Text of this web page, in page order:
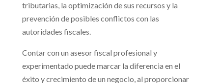
tributarias, la optimización de sus recursos y la
prevención de posibles conflictos con las
autoridades fiscales.
Contar con un asesor fiscal profesional y
experimentado puede marcar la diferencia en el
éxito y crecimiento de un negocio, al proporcionar